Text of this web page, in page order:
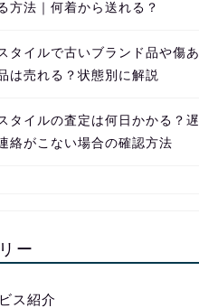
方法｜何着から送れる？
タイルで古いブランド品や傷あ
は売れる？状態別に解説
タイルの査定は何日かかる？遅
絡がこない場合の確認方法
ー
ス紹介